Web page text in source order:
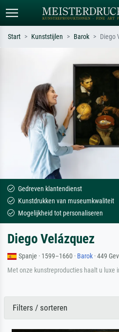
Monet, Sterrennacht, impressionisme,
Hokusai-golf, naakt.
Start Kunststijlen Barok Diego
Gedreven klantendienst
Kunstdrukken van museumkwaliteit
Mogelijkheid tot personaliseren
Diego Velázquez
Spanje · 1599–1660 · Barok · 449
Met onze kunstreproducties haalt u luxe
Filters / sorteren